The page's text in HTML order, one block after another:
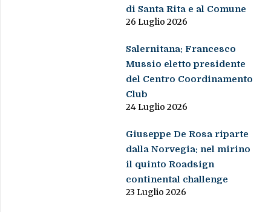
di Santa Rita e al Comune
26 Luglio 2026
Salernitana: Francesco
Mussio eletto presidente
del Centro Coordinamento
Club
24 Luglio 2026
Giuseppe De Rosa riparte
dalla Norvegia: nel mirino
il quinto Roadsign
continental challenge
23 Luglio 2026